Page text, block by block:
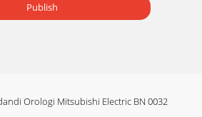
Publish
Orologi Mitsubishi Electric BN 0032